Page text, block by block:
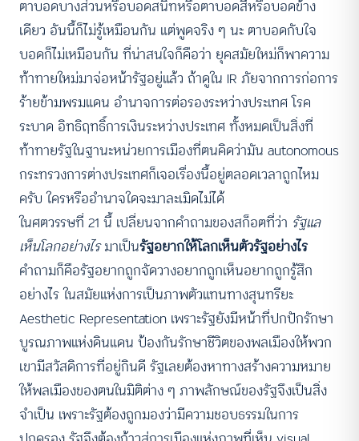
ตาบอดบางส่วนหรือบอดสนิทหรือตาบอดสีหรือบอดข้าง
เดียว อันนี้ก็ไม่รู้เหมือนกัน แต่พูดจริง ๆ นะ ตาบอดกับใจ
บอดก็ไม่เหมือนกัน ที่น่าสนใจก็คือว่า ยุคสมัยใหม่ก็พาความ
ท้าทายใหม่มาจ่อหน้ารัฐอยู่แล้ว ถ้าดูใน IR ภัยจากการก่อการ
ร้ายข้ามพรมแดน อำนาจการต่อรองระหว่างประเทศ โรค
ระบาด อิทธิฤทธิ์การเงินระหว่างประเทศ ทั้งหมดเป็นสิ่งที่
ท้าทายรัฐในฐานะหน่วยการเมืองที่ตนคิดว่ามัน autonomous
กระทรวงการต่างประเทศก็เจอเรื่องนี้อยู่ตลอดเวลาถูกไหม
ครับ ใครหรืออำนาจใดจะมาละเมิดไม่ได้
ในศตวรรษที่ 21 นี้ เปลี่ยนจากคำถามของสก็อตที่ว่า รัฐแล
เห็นโลกอย่างไรมาเป็นรัฐอยากให้โลกเห็นตัวรัฐอย่างไร
คำถามก็คือรัฐอยากถูกจัดวางอยากถูกเห็นอยากถูกรู้สึก
อย่างไร ในสมัยแห่งการเป็นภาพตัวแทนทางสุนทรียะ
Aesthetic Representation เพราะรัฐยังมีหน้าที่ปกปักรักษา
บูรณภาพแห่งดินแดน ป้องกันรักษาชีวิตของพลเมืองให้พวก
เขามีสวัสดิการที่อยู่กินดี รัฐเลยต้องหาทางสร้างความหมาย
ให้พลเมืองของตนในมิติต่าง ๆ ภาพลักษณ์ของรัฐจึงเป็นสิ่ง
จำเป็น เพราะรัฐต้องถูกมองว่ามีความชอบธรรมในการ